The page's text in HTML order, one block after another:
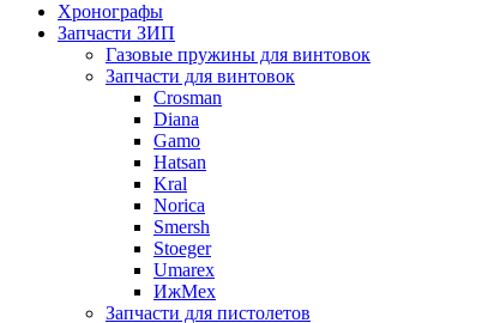
Хронографы
Запчасти ЗИП
Газовые пружины для винтовок
Запчасти для винтовок
Crosman
Diana
Gamo
Hatsan
Kral
Norica
Smersh
Stoeger
Umarex
ИжМех
Запчасти для пистолетов